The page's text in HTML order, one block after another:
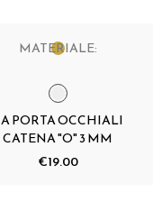
MATERIALE:
PORTA OCCHIALI
CATENA "O" 3 MM
€19.00